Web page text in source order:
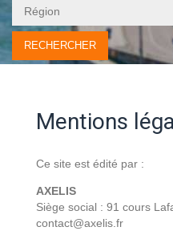
Mentions
Ce site est édité par :
AXELIS
Siège social : 91 cours
contact@axelis.fr